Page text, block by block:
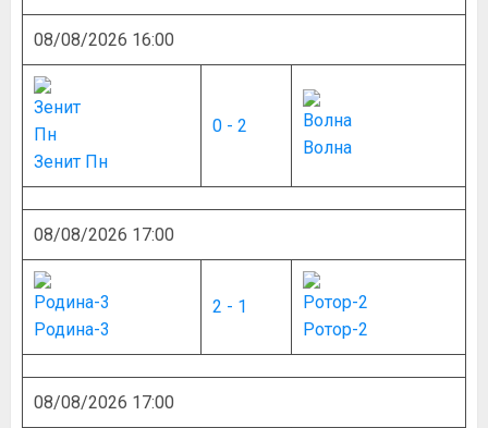
08/08/2026 16:00
Зенит Пн
0 - 2
Волна
08/08/2026 17:00
Родина-3
2 - 1
Ротор-2
08/08/2026 17:00